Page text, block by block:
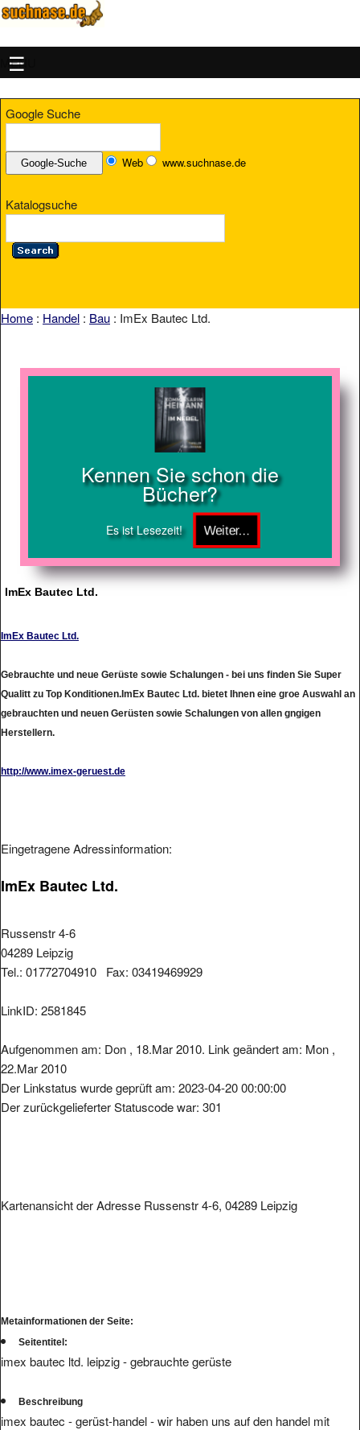
MENU
Google Suche
Web www.suchnase.de
Katalogsuche
Home : Handel : Bau : ImEx Bautec Ltd.
Kennen Sie schon die
Bücher?
Es ist Lesezeit!
ImEx Bautec Ltd.
ImEx Bautec Ltd.
Gebrauchte und neue Gerüste sowie Schalungen - bei uns finden Sie Super
Qualitt zu Top Konditionen.ImEx Bautec Ltd. bietet Ihnen eine groe Auswahl an
gebrauchten und neuen Gerüsten sowie Schalungen von allen gngigen
Herstellern.
http://www.imex-geruest.de
Eingetragene Adressinformation:
ImEx Bautec Ltd.
Russenstr 4-6
04289 Leipzig
Tel.: 01772704910 Fax: 03419469929
LinkID: 2581845
Aufgenommen am: Don , 18.Mar 2010. Link geändert am: Mon ,
22.Mar 2010
Der Linkstatus wurde geprüft am: 2023-04-20 00:00:00
Der zurückgelieferter Statuscode war: 301
Kartenansicht der Adresse Russenstr 4-6, 04289 Leipzig
Metainformationen der Seite:
Seitentitel:
imex bautec ltd. leipzig - gebrauchte gerüste
Beschreibung
imex bautec - gerüst-handel - wir haben uns auf den handel mit